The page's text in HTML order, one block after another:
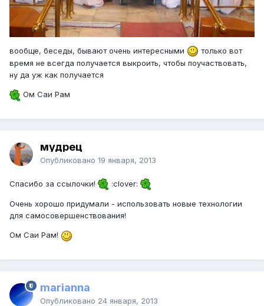
вообще, беседы, бывают очень интересными
только вот
время не всегда получается выкроить, чтобы поучаствовать,
ну да уж как получается
Ом Саи Рам
мудрец
Опубликовано 19 января, 2013
Спасибо за ссылочки! :clover:
Очень хорошо придумали - использовать новые технологии
для самосовершенствования!
Ом Саи Рам!
marianna
Опубликовано 24 января, 2013